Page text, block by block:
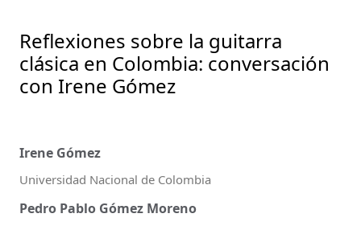
Reflexiones sobre la guitarra
clásica en Colombia: conversación
con Irene Gómez
Irene Gómez
Universidad Nacional de Colombia
Pedro Pablo Gómez Moreno